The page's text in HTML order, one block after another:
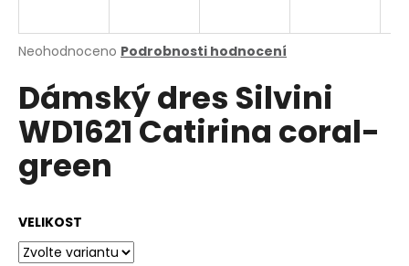
Průměrné
produktu
je
0,0
z
5
hvězdiček.
Neohodnoceno Podrobnosti hodnocení
Dámský dres Silvini
WD1621 Catirina coral-
green
VELIKOST
j
t
?